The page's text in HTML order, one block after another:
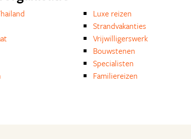
Luxe reizen
Strandvakanties
Vrijwilligerswerk
Bouwstenen
Specialisten
Familiereizen